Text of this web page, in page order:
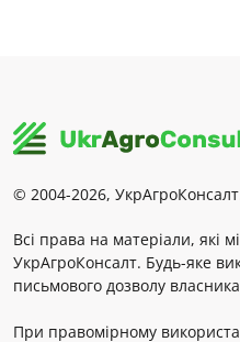
© 2004-2026,
Всі права на матеріали, які
УкрАгроКонсалт. Будь-яке
письмового дозволу
При правомірному